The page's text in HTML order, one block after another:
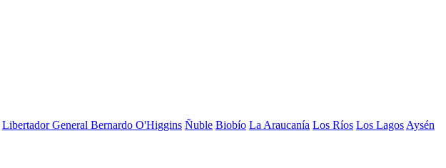
Libertador General Bernardo O'Higgins Ñuble Biobío La Araucanía Los Ríos Los Lagos Aysén